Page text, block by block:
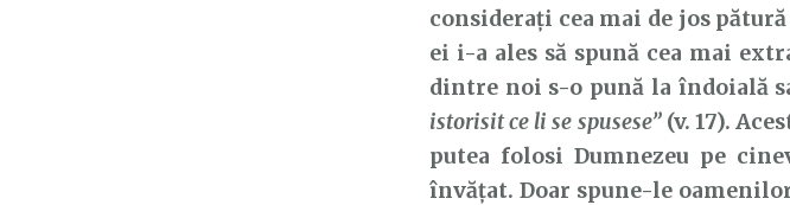
considerați cea mai de jos
ei i-a ales să spună cea mai
dintre noi s-o pună la îndoială
istorisit ce li se spusese” (v. 17).
putea folosi Dumnezeu pe
învățat. Doar spune-le